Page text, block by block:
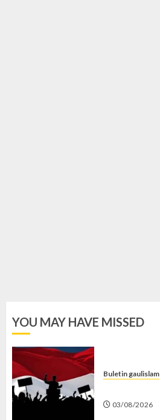
YOU MAY HAVE MISSED
Buletin gaulislam
03/08/2026